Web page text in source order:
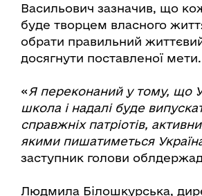
Васильович зазначив, що
буде творцем власного
обрати правильний
досягнути поставленої мети.
«Я переконаний у тому, що
школа і надалі буде
справжніх патріотів,
якими пишатиметься
заступник голови
Людмила Білошкурська,